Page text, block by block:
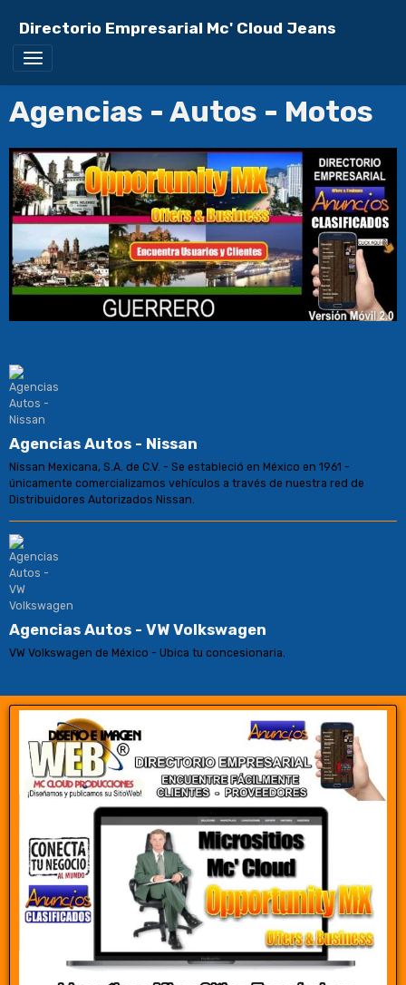
Directorio Empresarial Mc' Cloud Jeans
Agencias - Autos - Motos
Agencias Autos - Nissan
Nissan Mexicana, S.A. de C.V. - Se estableció en México en 1961 -
únicamente comercializamos vehículos a través de nuestra red de
Distribuidores Autorizados Nissan.
Agencias Autos - VW Volkswagen
VW Volkswagen de México - Ubica tu concesionaria.